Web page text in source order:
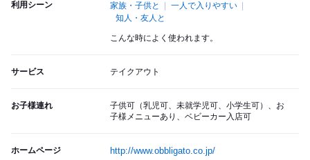
利用シーン 家族・子供と
一人で入りやすい
知人・友人と
こんな時によく使われます。
サービス テイクアウト
お子様連れ
子供可（乳児可、未就学児可、小学生可）、お
子様メニューあり、ベビーカー入店可
ホームページ http://www.obbligato.co.jp/